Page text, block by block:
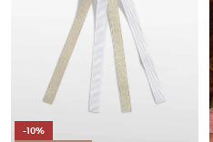
-10%